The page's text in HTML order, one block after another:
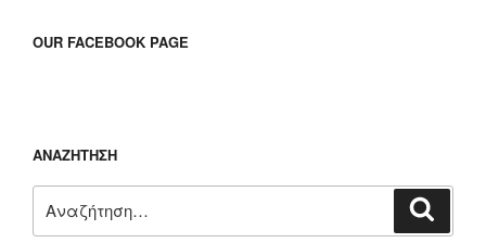
OUR FACEBOOK PAGE
ΑΝΑΖΉΤΗΣΗ
για: